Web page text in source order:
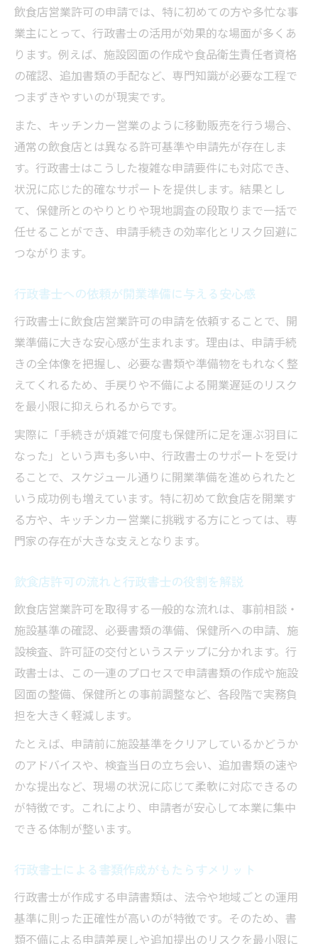
献する理由
行政書士が説明する許可取得の判断基準と
対策
キッチンカー営業は飲食店許可が必須かを詳解
キッチンカー営業に行政書士が必要な背景
行政書士が教えるキッチンカーの許可要件
営業エリアによる行政書士活用の違いに注
目
キッチンカー申請を行政書士に任せる利点
とは
行政書士が案内するキッチンカー営業の注
行政書士が担う飲食許可申請の具体的サポート
行政書士が行う飲食店許可申請の全体像
行政書士による書類作成と要件チェックの
流れ
現地確認や保健所対応で行政書士が果たす
役割
行政書士が対応できる実務負担軽減の詳細
行政書士に依頼する際の申請サポート内容
許可取得後のリスク回避を行政書士と考える
行政書士と考える許可取得後の違反リスク
対策
営業開始後も行政書士活用で安心が得られ
行政書士が指摘する許可条件違反の注意ポ
イント
行政書士と共に行う定期的な見直しの重要
性
行政書士が示す営業許可維持のコツと実践
例
飲食店営業許可の申請では、特に初めての方や多忙な事
業主にとって、行政書士の活用が効果的な場面が多くあ
ります。例えば、施設図面の作成や食品衛生責任者資格
の確認、追加書類の手配など、専門知識が必要な工程で
つまずきやすいのが現実です。
また、キッチンカー営業のように移動販売を行う場合、
通常の飲食店とは異なる許可基準や申請先が存在しま
す。行政書士はこうした複雑な申請要件にも対応でき、
状況に応じた的確なサポートを提供します。結果とし
て、保健所とのやりとりや現地調査の段取りまで一括で
任せることができ、申請手続きの効率化とリスク回避に
つながります。
行政書士への依頼が開業準備に与える安心感
行政書士に飲食店営業許可の申請を依頼することで、開
業準備に大きな安心感が生まれます。理由は、申請手続
きの全体像を把握し、必要な書類や準備物をもれなく整
えてくれるため、手戻りや不備による開業遅延のリスク
を最小限に抑えられるからです。
実際に「手続きが煩雑で何度も保健所に足を運ぶ羽目に
なった」という声も多い中、行政書士のサポートを受け
ることで、スケジュール通りに開業準備を進められたと
いう成功例も増えています。特に初めて飲食店を開業す
る方や、キッチンカー営業に挑戦する方にとっては、専
門家の存在が大きな支えとなります。
飲食店許可の流れと行政書士の役割を解説
飲食店営業許可を取得する一般的な流れは、事前相談・
施設基準の確認、必要書類の準備、保健所への申請、施
設検査、許可証の交付というステップに分かれます。行
政書士は、この一連のプロセスで申請書類の作成や施設
図面の整備、保健所との事前調整など、各段階で実務負
担を大きく軽減します。
たとえば、申請前に施設基準をクリアしているかどうか
のアドバイスや、検査当日の立ち会い、追加書類の速や
かな提出など、現場の状況に応じて柔軟に対応できるの
が特徴です。これにより、申請者が安心して本業に集中
できる体制が整います。
行政書士による書類作成がもたらすメリット
行政書士が作成する申請書類は、法令や地域ごとの運用
基準に則った正確性が高いのが特徴です。そのため、書
類不備による申請差戻しや追加提出のリスクを最小限に